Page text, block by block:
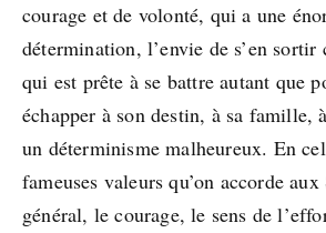
courage et de volonté, qui a une
détermination, l’envie de s’en
qui est prête à se battre autant que
échapper à son destin, à sa famille,
un déterminisme malheureux. En
fameuses valeurs qu’on accorde
général, le courage, le sens de